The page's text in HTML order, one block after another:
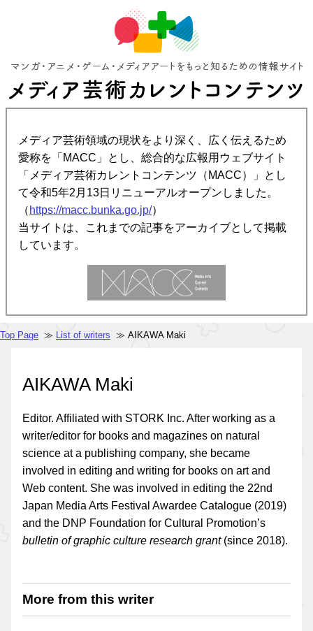
メディア芸術領域の現状をより深く、広く伝えるため
愛称を「MACC」とし、総合的な広報用ウェブサイト
「メディア芸術カレントコンテンツ（MACC）」とし
て令和5年2月13日リニューアルオープンしました。
（ https://macc.bunka.go.jp/）
当サイトは、これまでの記事をアーカイブとして掲載
しています。
Top Page ≫ List of writers ≫ AIKAWA Maki
AIKAWA Maki
Editor. Affiliated with STORK Inc. After working as a
writer/editor for books and magazines on natural
science at a publishing company, she became
involved in editing and writing for books on art and
Web content. She was involved in editing the 22nd
Japan Media Arts Festival Awardee Catalogue (2019)
and the DNP Foundation for Cultural Promotion’s
bulletin of graphic culture research grant(since 2018).
More from this writer